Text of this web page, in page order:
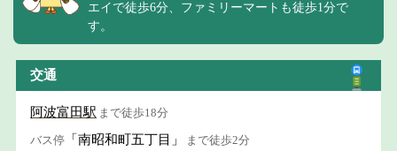
エイで徒歩6分、ファミリーマートも徒歩1分で
す。
交通
阿波富田駅 まで徒歩18分
バス停 「南昭和町五丁目」 まで徒歩2分